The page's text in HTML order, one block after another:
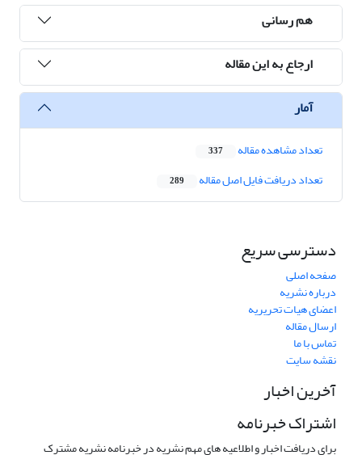
هم رسانی
ارجاع به این مقاله
آمار
تعداد مشاهده مقاله 337
تعداد دریافت فایل اصل مقاله 289
دسترسی سریع
صفحه اصلی
درباره نشریه
اعضای هیات تحریریه
ارسال مقاله
تماس با ما
نقشه سایت
آخرین اخبار
اشتراک خبرنامه
برای دریافت اخبار و اطلاعیه های مهم نشریه در خبرنامه نشریه مشترک